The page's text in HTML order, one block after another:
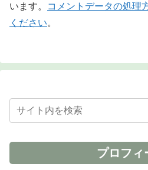
います。
コメントデータの処理
ください。
プロフィ